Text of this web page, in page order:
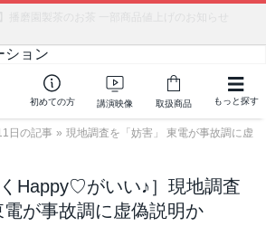
初めての方 講演映像 取扱商品 もっと探す
日の記事 » 現地調査を「妨害」 東電が事故調に虚
くHappy♡がいい♪］現地調査
が事故調に虚偽説明か